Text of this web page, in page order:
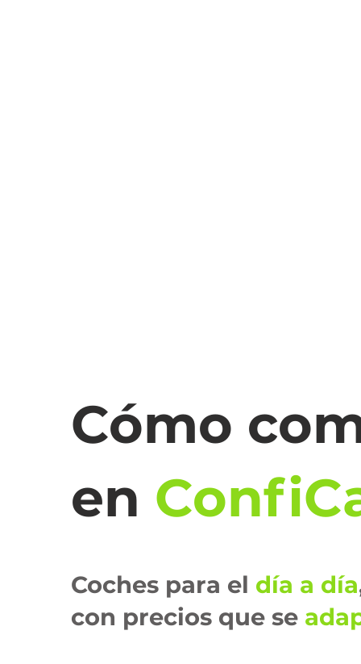
Cómo
en
Coches para el día a día
con precios que se